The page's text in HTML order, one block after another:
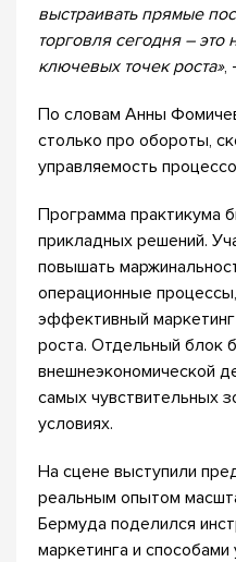
выстраивать прямые
торговля сегодня –
ключевых точек роста»,
По словам Анны
столько про обороты,
управляемость
Программа практикума
прикладных решений.
повышать
операционные
эффективный
роста. Отдельный блок
внешнеэкономической
самых чувствительных
условиях.
На сцене выступили
реальным опытом
Бермуда поделился
маркетинга и